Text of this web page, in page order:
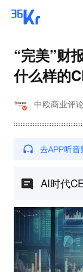
“完美”财
什么样的
中欧商业评
AI时代